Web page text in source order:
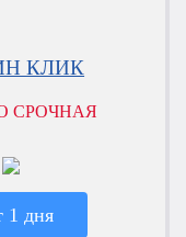
КЛИК
СРОЧНАЯ
1 дня